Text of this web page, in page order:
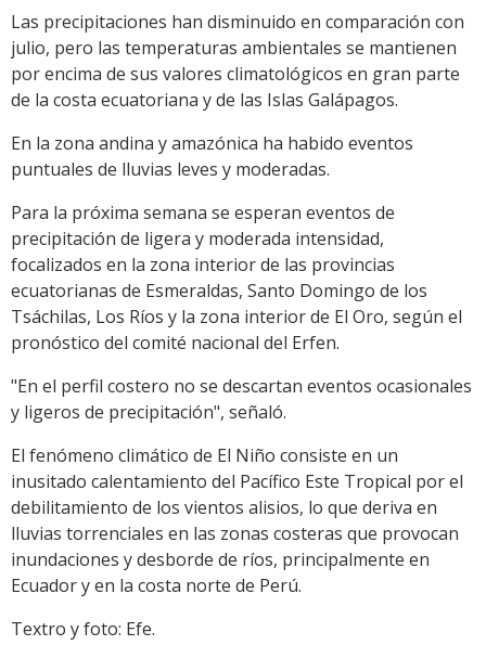
Las precipitaciones han disminuido en comparación con
julio, pero las temperaturas ambientales se mantienen
por encima de sus valores climatológicos en gran parte
de la costa ecuatoriana y de las Islas Galápagos.
En la zona andina y amazónica ha habido eventos
puntuales de lluvias leves y moderadas.
Para la próxima semana se esperan eventos de
precipitación de ligera y moderada intensidad,
focalizados en la zona interior de las provincias
ecuatorianas de Esmeraldas, Santo Domingo de los
Tsáchilas, Los Ríos y la zona interior de El Oro, según el
pronóstico del comité nacional del Erfen.
"En el perfil costero no se descartan eventos ocasionales
y ligeros de precipitación", señaló.
El fenómeno climático de El Niño consiste en un
inusitado calentamiento del Pacífico Este Tropical por el
debilitamiento de los vientos alisios, lo que deriva en
lluvias torrenciales en las zonas costeras que provocan
inundaciones y desborde de ríos, principalmente en
Ecuador y en la costa norte de Perú.
Textro y foto: Efe.